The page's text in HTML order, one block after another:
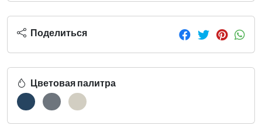
Поделиться
Цветовая палитра